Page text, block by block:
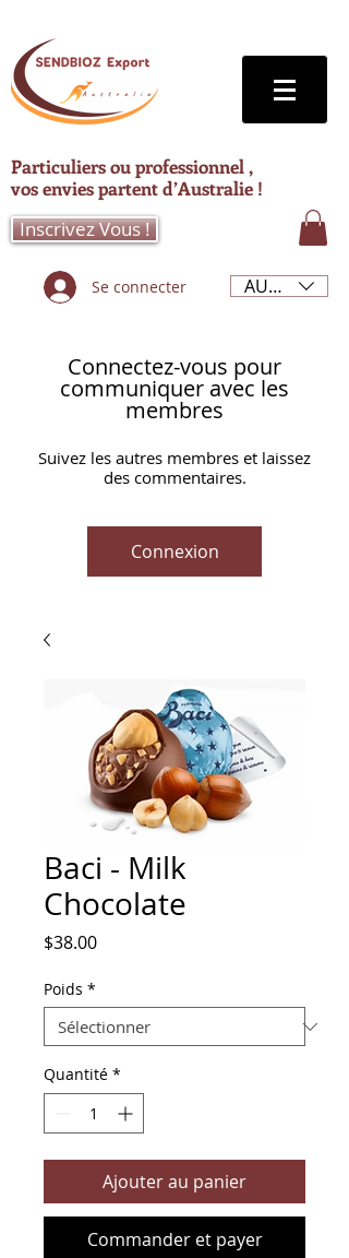
Particuliers ou professionnel ,
vos envies partent d’Australie !
Inscrivez Vous !
Se connecter AUD (AU$)
Connectez-vous pour
communiquer avec les
membres
Suivez les autres membres et laissez
des commentaires.
Connexion
Baci - Milk
Chocolate
$38.00Prix
Poids *
Quantité *
Ajouter au panier
Commander et payer